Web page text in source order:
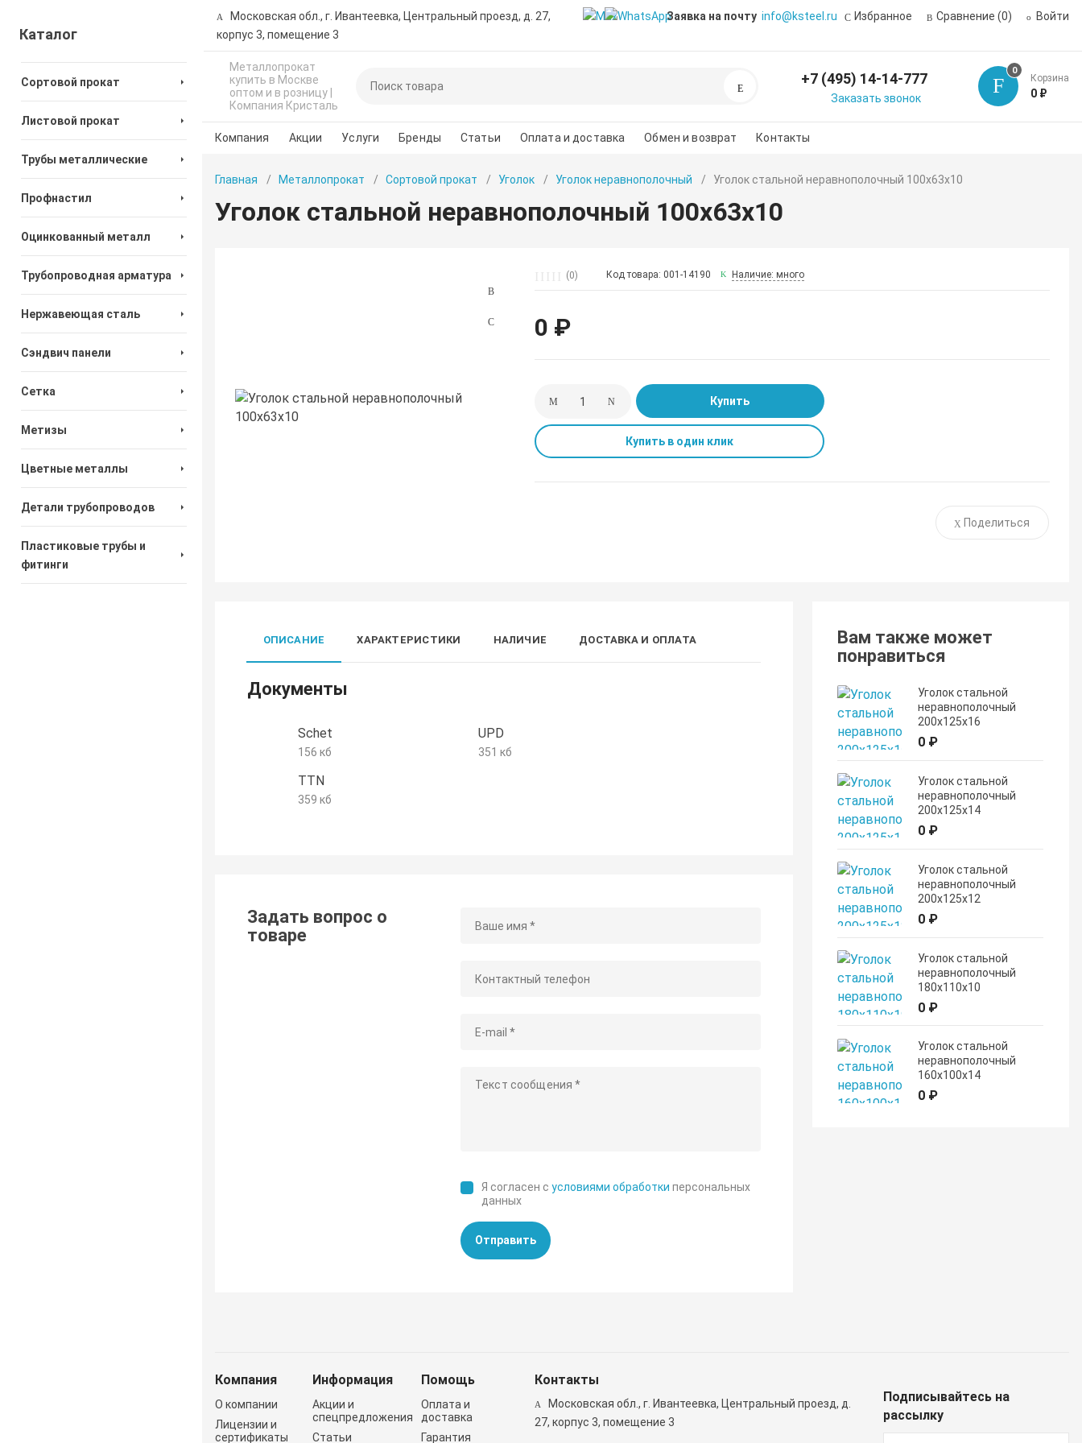
Московская обл., г. Ивантеевка, Центральный проезд, д. 27,
корпус 3, помещение 3
Заявка на почту info@ksteel.ru Избранное Сравнение (0) Войти
Металлопрокат
купить в Москве
оптом и в розницу |
Компания Кристаль
Поиск +7 (495) 14-14-777
Заказать звонок
0
Корзина
0 ₽
Компания Акции Услуги Бренды Статьи Оплата и доставка Обмен и возврат Контакты
Каталог
Сортовой прокат
Листовой прокат
Трубы металлические
Профнастил
Оцинкованный металл
Трубопроводная арматура
Нержавеющая сталь
Сэндвич панели
Сетка
Метизы
Цветные металлы
Детали трубопроводов
Пластиковые трубы и
фитинги
Главная Металлопрокат Сортовой прокат Уголок Уголок неравнополочный Уголок стальной неравнополочный 100х63х10
Уголок стальной неравнополочный 100х63х10
(0) Код товара: 001-14190 Наличие: много
0 ₽
Купить
Купить в один клик
Поделиться
ОПИСАНИЕ ХАРАКТЕРИСТИКИ НАЛИЧИЕ ДОСТАВКА И ОПЛАТА
Документы
Schet
156 кб
UPD
351 кб
TTN
359 кб
Задать вопрос о
товаре
Я согласен сусловиями обработки персональных
данных
Отправить
Вам также может
понравиться
Уголок стальной
неравнополочный
200х125х16
0 ₽
Уголок стальной
неравнополочный
200х125х14
0 ₽
Уголок стальной
неравнополочный
200х125х12
0 ₽
Уголок стальной
неравнополочный
180х110х10
0 ₽
Уголок стальной
неравнополочный
160х100х14
0 ₽
Компания
О компании
Лицензии и
сертификаты
Информация
Акции и
спецпредложения
Статьи
Помощь
Оплата и
доставка
Гарантия
Контакты
Московская обл., г. Ивантеевка, Центральный проезд, д.
27, корпус 3, помещение 3
Подписывайтесь на
рассылку